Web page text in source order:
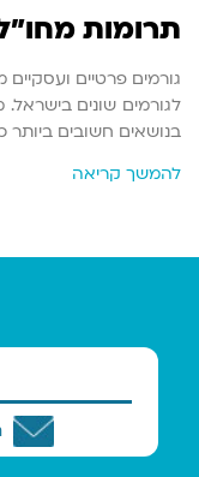
תרומות
גורמים פרטיים
לגורמים שונים
בנושאים חשובים ביותר
להמשך קריאה